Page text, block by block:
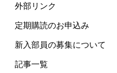
外部リンク
定期購読のお申込み
新入部員の募集について
記事一覧